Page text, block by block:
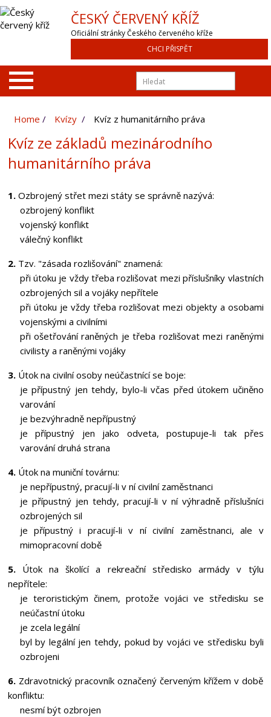
ČESKÝ ČERVENÝ KŘÍŽ
Oficiální stránky Českého červeného kříže
CHCI PŘISPĚT
Home Kvízy Kvíz z humanitárního práva
Kvíz ze základů mezinárodního
humanitárního práva
1. Ozbrojený střet mezi státy se správně nazývá:
ozbrojený konflikt
vojenský konflikt
válečný konflikt
2.Tzv. "zásada rozlišování" znamená:
při útoku je vždy třeba rozlišovat mezi příslušníky vlastních
ozbrojených sil a vojáky nepřítele
při útoku je vždy třeba rozlišovat mezi objekty a osobami
vojenskými a civilními
při ošetřování raněných je třeba rozlišovat mezi raněnými
civilisty a raněnými vojáky
3.Útok na civilní osoby neúčastnící se boje:
je přípustný jen tehdy, bylo-li včas před útokem učiněno
varování
je bezvýhradně nepřípustný
je přípustný jen jako odveta, postupuje-li tak přes
varování druhá strana
4.Útok na muniční továrnu:
je nepřípustný, pracují-li v ní civilní zaměstnanci
je přípustný jen tehdy, pracují-li v ní výhradně příslušníci
ozbrojených sil
je přípustný i pracují-li v ní civilní zaměstnanci, ale v
mimopracovní době
5.Útok na školící a rekreační středisko armády v týlu
nepřítele:
je teroristickým činem, protože vojáci ve středisku se
neúčastní útoku
je zcela legální
byl by legální jen tehdy, pokud by vojáci ve středisku byli
ozbrojeni
6.Zdravotnický pracovník označený červeným křížem v době
konfliktu:
nesmí být ozbrojen